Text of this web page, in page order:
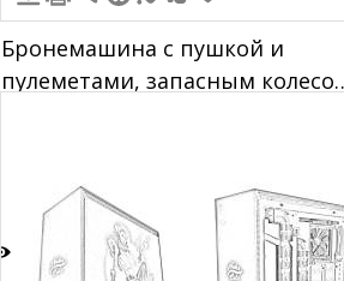
Бронемашина с пушкой и
пулеметами, запасным